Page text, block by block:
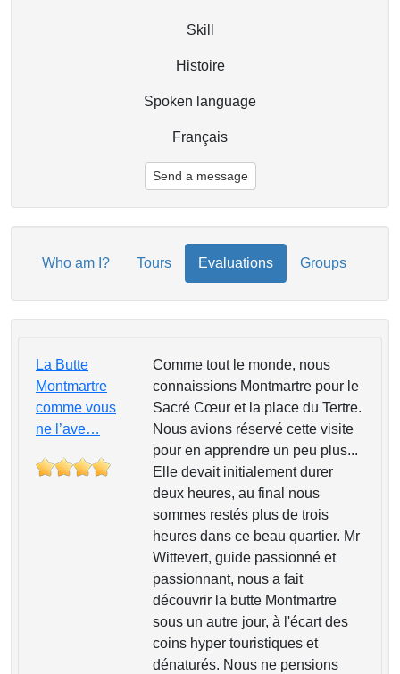
Skill
Histoire
Spoken language
Français
Send a message
Who am I? Tours Evaluations Groups
La Butte
Montmartre
comme vous
ne l’ave…
Comme tout le monde, nous
connaissions Montmartre pour le
Sacré Cœur et la place du Tertre.
Nous avions réservé cette visite
pour en apprendre un peu plus...
Elle devait initialement durer
deux heures, au final nous
sommes restés plus de trois
heures dans ce beau quartier. Mr
Wittevert, guide passionné et
passionnant, nous a fait
découvrir la butte Montmartre
sous un autre jour, à l'écart des
coins hyper touristiques et
dénaturés. Nous ne pensions